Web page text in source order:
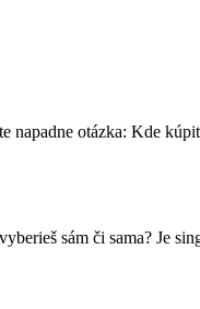
napadne otázka: Kde
sám či sama? Je